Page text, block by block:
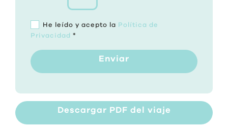
He leído y acepto la Política de
Privacidad *
Enviar
Descargar PDF del viaje